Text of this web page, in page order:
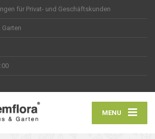
für Privat- und Geschäftskunden
MENU